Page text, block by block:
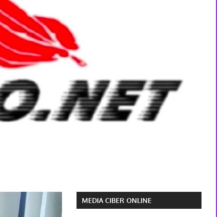
MEDIA CIBER ONLINE